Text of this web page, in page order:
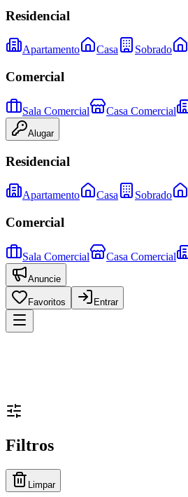
Residencial
Apartamento Casa Sobrado
Comercial
Sala Comercial Casa Comercial
Alugar
Residencial
Apartamento Casa Sobrado
Comercial
Sala Comercial Casa Comercial
Anuncie
Favoritos Entrar
Filtros
Limpar